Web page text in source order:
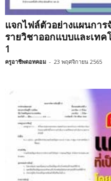
แจกไฟล์ตัวอย่างแผนการ
รายวิชาออกแบบและเท
1
ครูอาชีพดอทคอม - 23 พฤศจิกายน 2565